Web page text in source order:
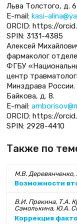
Льва Толстого, д.
E-mail: kasi-
ORCID: https://
SPIN: 3131-4385
Алексей
фармаколог
ФГБУ
центр
Минздрава
Байкова, д. 8.
E-mail:
ORCID: https://
SPIN: 2928-4410
Также по
М.В. Деревянченко,
Возможности
В.И. Прекина, Т.А.
Самолькина, Ю.А.
Коррекция